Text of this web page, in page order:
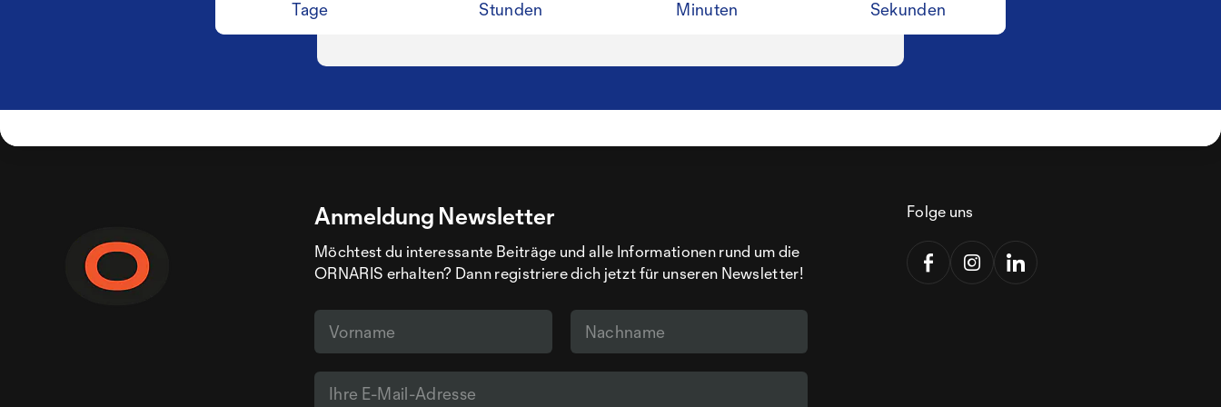
Tage Stunden Minuten Sekunden
Anmeldung Newsletter
Möchtest du interessante Beiträge und alle Informationen rund um die
ORNARIS erhalten? Dann registriere dich jetzt für unseren Newsletter!
Folge uns